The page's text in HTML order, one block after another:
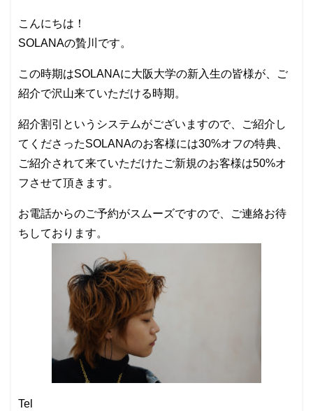
こんにちは！
SOLANAの贄川です。
この時期はSOLANAに大阪大学の新入生の皆様が、ご
紹介で沢山来ていただける時期。
紹介割引というシステムがございますので、ご紹介し
てくださったSOLANAのお客様には30%オフの特典、
ご紹介されて来ていただけたご新規のお客様は50%オ
フさせて頂きます。
お電話からのご予約がスムーズですので、ご連絡お待
ちしております。
Tel